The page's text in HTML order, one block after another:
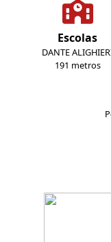
Escolas
DANTE
191 metros